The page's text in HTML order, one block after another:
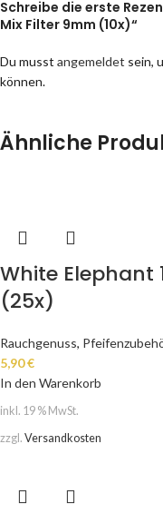
Schreibe die erste
Mix Filter 9mm (10x)“
Du musst angemeldet sein,
können.
Ähnliche
White Elephant
(25x)
Rauchgenuss,
5,90€
In den Warenkorb
inkl. 19 % MwSt.
zzgl. Versandkosten